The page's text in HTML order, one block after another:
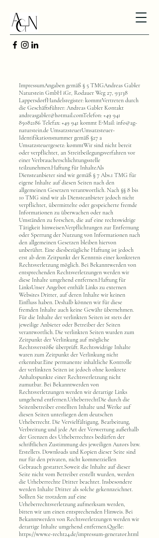
ImpressumAngaben gemäß § 5 TMGAndreas Gabler
Naturstein GmbH iGr, Rodauer Weg 27, 93138
LappersdorfHandelsregister: kommtVertreten durch
die Geschäftsführer: Andreas Gabler Kontakt
andreasgabler@hotmail.comTelefon: +49 941
85082186 Telefax: +49 941 kommt E-Mail: info@ag-
naturstein.de UmsatzsteuerUmsatzsteuer-
Identifikationsnummer gemäß §27 a
Umsatzsteuergesetz: kommtWir sind nicht bereit
oder verpflichtet, an Streitbeilegungsverfahren vor
einer Verbraucherschlichtungsstelle
teilzunehmen.Haftung für InhalteAls
Diensteanbieter sind wir gemäß § 7 Abs.1 TMG für
eigene Inhalte auf diesen Seiten nach den
allgemeinen Gesetzen verantwortlich. Nach §§ 8 bis
10 TMG sind wir als Diensteanbieter jedoch nicht
verpflichtet, übermittelte oder gespeicherte fremde
Informationen zu überwachen oder nach
Umständen zu forschen, die auf eine rechtswidrige
Tätigkeit hinweisen.Verpflichtungen zur Entfernung
oder Sperrung der Nutzung von Informationen nach
den allgemeinen Gesetzen bleiben hiervon
unberührt. Eine diesbezügliche Haftung ist jedoch
erst ab dem Zeitpunkt der Kenntnis einer konkreten
Rechtsverletzung möglich. Bei Bekanntwerden von
entsprechenden Rechtsverletzungen werden wir
diese Inhalte umgehend entfernen.Haftung für
LinksUnser Angebot enthält Links zu externen
Websites Dritter, auf deren Inhalte wir keinen
Einfluss haben. Deshalb können wir für diese
fremden Inhalte auch keine Gewähr übernehmen.
Für die Inhalte der verlinkten Seiten ist stets der
jeweilige Anbieter oder Betreiber der Seiten
verantwortlich. Die verlinkten Seiten wurden zum
Zeitpunkt der Verlinkung auf mögliche
Rechtsverstöße überprüft. Rechtswidrige Inhalte
waren zum Zeitpunkt der Verlinkung nicht
erkennbar.Eine permanente inhaltliche Kontrolle
der verlinkten Seiten ist jedoch ohne konkrete
Anhaltspunkte einer Rechtsverletzung nicht
zumutbar. Bei Bekanntwerden von
Rechtsverletzungen werden wir derartige Links
umgehend entfernen.UrheberrechtDie durch die
Seitenbetreiber erstellten Inhalte und Werke auf
diesen Seiten unterliegen dem deutschen
Urheberrecht. Die Vervielfältigung, Bearbeitung,
Verbreitung und jede Art der Verwertung außerhalb
der Grenzen des Urheberrechtes bedürfen der
schriftlichen Zustimmung des jeweiligen Autors bzw.
Erstellers. Downloads und Kopien dieser Seite sind
nur für den privaten, nicht kommerziellen
Gebrauch gestattet.Soweit die Inhalte auf dieser
Seite nicht vom Betreiber erstellt wurden, werden
die Urheberrechte Dritter beachtet. Insbesondere
werden Inhalte Dritter als solche gekennzeichnet.
Sollten Sie trotzdem auf eine
Urheberrechtsverletzung aufmerksam werden,
bitten wir um einen entsprechenden Hinweis. Bei
Bekanntwerden von Rechtsverletzungen werden wir
derartige Inhalte umgehend entfernen.Quelle:
https://www.e-recht24.de/impressum-generator.html